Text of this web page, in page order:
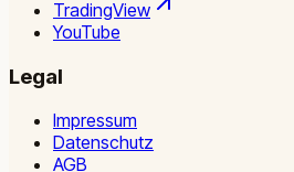
TradingView
YouTube
Legal
Impressum
Datenschutz
AGB